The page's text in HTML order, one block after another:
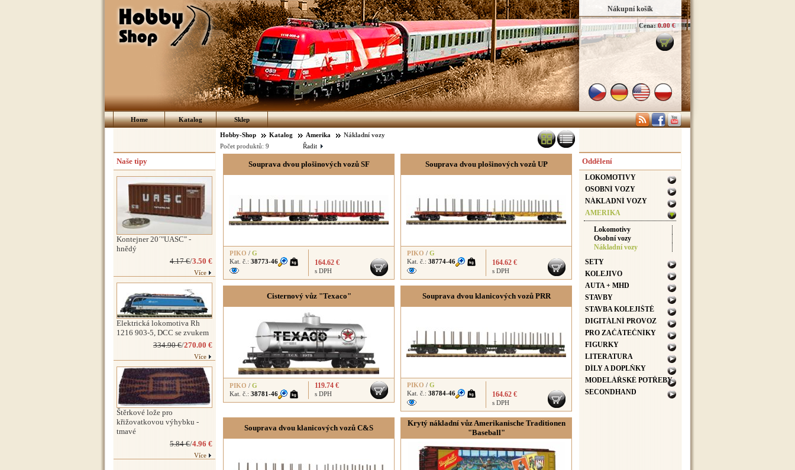
Nákupní košík
Cena: 0.00 €
Home Katalog Sklep
Hobby-Shop Katalog Amerika
Nákladní vozy
Řadit
Počet produktů: 9
Souprava dvou plošinových vozů SF
PIKO / G
Kat. č.: 38773-46 164.62 €
s DPH
Souprava dvou plošinových vozů UP
PIKO / G
Kat. č.: 38774-46 164.62 €
s DPH
Cisternový vůz "Texaco"
PIKO / G
Kat. č.: 38781-46
119.74 €
s DPH
Souprava dvou klanicových vozů PRR
PIKO / G
Kat. č.: 38784-46 164.62 €
s DPH
Souprava dvou klanicových vozů C&S
Krytý nákladní vůz Amerikanische Traditionen
"Baseball"
Naše tipy
Kontejner 20´"UASC" -
hnědý
4.17 €/3.50 €
Více
Elektrická lokomotiva Rh
1216 903-5, DCC se zvukem
334.90 €/270.00 €
Více
Štěrkové lože pro
křižovatkovou výhybku -
tmavé
5.84 €/4.96 €
Více
Oddělení
LOKOMOTIVY
OSOBNÍ VOZY
NÁKLADNÍ VOZY
AMERIKA
Lokomotivy
Osobní vozy
Nákladní vozy
SETY
KOLEJIVO
AUTA + MHD
STAVBY
STAVBA KOLEJIŠTĚ
DIGITÁLNÍ PROVOZ
PRO ZAČÁTEČNÍKY
FIGURKY
LITERATURA
DÍLY A DOPLŇKY
MODELÁŘSKÉ POTŘEBY
SECONDHAND